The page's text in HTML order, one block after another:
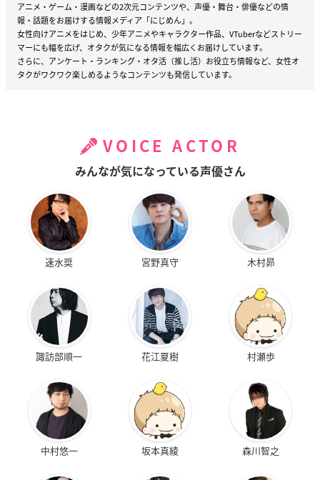
アニメ・ゲーム・漫画などの2次元コンテンツや、声優・舞台・俳優などの情
報・話題をお届けする情報メディア「にじめん」。
女性向けアニメをはじめ、少年アニメやキャラクター作品、VTuberなどストリー
マーにも幅を広げ、オタクが気になる情報を幅広くお届けしています。
さらに、アンケート・ランキング・オタ活（推し活）お役立ち情報など、女性オ
タクがワクワク楽しめるようなコンテンツも発信しています。
VOICE ACTOR
みんなが気になっている声優さん
速水奨 宮野真守 木村昴
諏訪部順一 花江夏樹 村瀬歩
中村悠一 坂本真綾 森川智之